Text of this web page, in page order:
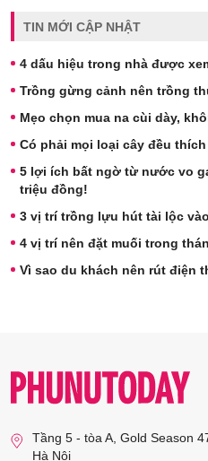
TIN MỚI CẬP NHẬT
4 dấu hiệu trong nhà được
Trồng gừng cảnh nên trồng
Mẹo chọn mua na cùi dày,
Có phải mọi loại cây đều
5 lợi ích bất ngờ từ nước vo
triệu đồng!
3 vị trí trồng lựu hút tài lộc
4 vị trí nên đặt muối trong
Vì sao du khách nên rút điện
Tầng 5 - tòa A, Gold Season
Hà Nội